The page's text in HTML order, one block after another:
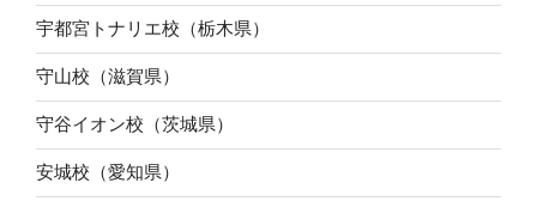
宇都宮トナリエ校（栃木県）
守山校（滋賀県）
守谷イオン校（茨城県）
安城校（愛知県）